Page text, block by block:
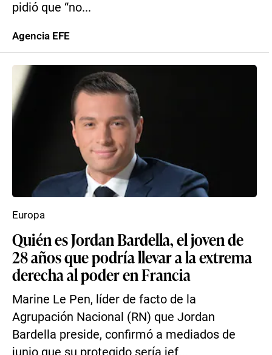
pidió que “no...
Agencia EFE
Quién es Jordan Bardella, el joven de
28 años que podría llevar a la extrema
derecha al poder en Francia
Marine Le Pen, líder de facto de la
Agrupación Nacional (RN) que Jordan
Bardella preside, confirmó a mediados de
Europa